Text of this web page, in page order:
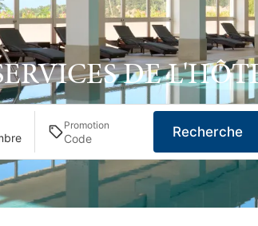
DE
Promotion Recherche